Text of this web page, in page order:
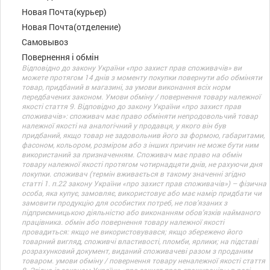
Новая Почта(курьер)
Новая Почта(отделение)
Самовывоз
Повернення і обмін
Відповідно до закону України «про захист прав споживачів» ви
можете протягом 14 днів з моменту покупки повернути або обміняти
товар, придбаний в магазині, за умови виконання всіх норм
передбачених законом. Умови обміну / повернення товару належної
якості стаття 9. Відповідно до закону України «про захист прав
споживачів»: споживач має право обміняти непродовольчий товар
належної якості на аналогічний у продавця, у якого він був
придбаний, якщо товар не задовольнив його за формою, габаритами,
фасоном, кольором, розміром або з інших причин не може бути ним
використаний за призначенням. Споживач має право на обмін
товару належної якості протягом чотирнадцяти днів, не рахуючи дня
покупки. споживач (термін вживається в такому значенні згідно
статті 1. п.22 закону України «про захист прав споживачів») – фізична
особа, яка купує, замовляє, використовує або має намір придбати чи
замовити продукцію для особистих потреб, не пов’язаних з
підприємницькою діяльністю або виконанням обов’язків найманого
працівника. обмін або повернення товару належної якості
провадиться: якщо не використовувався; якщо збережено його
товарний вигляд, споживчі властивості, пломби, ярлики; на підставі
розрахунковий документ, виданий споживачеві разом з проданим
товаром. умови обміну / повернення товару неналежної якості стаття